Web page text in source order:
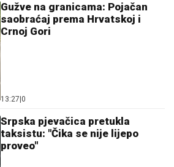
Gužve na granicama: Pojačan
saobraćaj prema Hrvatskoj i
Crnoj Gori
13:27 0
Srpska pjevačica pretukla
taksistu: "Čika se nije lijepo
proveo"